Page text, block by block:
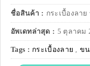
ชื่อสินค้า : กระเบื้องลา
อัพเดทล่าสุด : 5 ตุลาคม
Tags : กระเบื้องลาย ,ข